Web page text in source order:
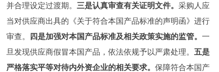
并合理设定过渡期。 三是认真审查有关证明文件。采购人应
当对供应商出具的《关于符合本国产品标准的声明函》进行
审查。
四是加强对本国产品标准及相关政策实施的监管。一
旦发现供应商假冒本国产品，依法依规予以严肃处理。 五是
严格落实平等对待内外资企业的相关要求。保障符合本国产